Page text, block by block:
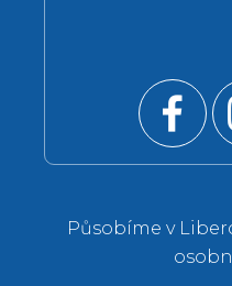
Působíme v